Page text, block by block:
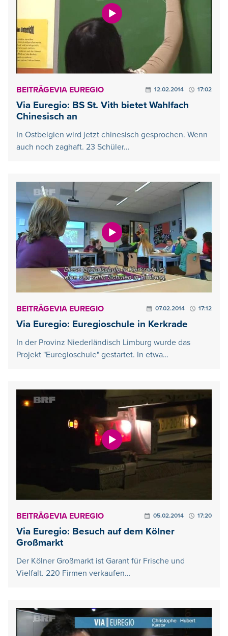
BEITRÄGEVIA EUREGIO 12.02.2014 17:02
Via Euregio: BS St. Vith bietet Wahlfach
Chinesisch an
In Ostbelgien wird jetzt chinesisch gesprochen. Wenn
auch noch zaghaft. 23 Schüler…
BEITRÄGEVIA EUREGIO 07.02.2014 17:12
Via Euregio: Euregioschule in Kerkrade
In der Provinz Niederländisch Limburg wurde das
Projekt "Euregioschule" gestartet. In etwa…
BEITRÄGEVIA EUREGIO 05.02.2014 17:20
Via Euregio: Besuch auf dem Kölner
Großmarkt
Der Kölner Großmarkt ist Garant für Frische und
Vielfalt. 220 Firmen verkaufen…